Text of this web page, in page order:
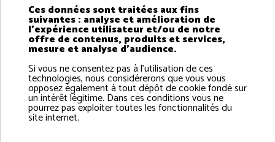
éviter la création de faux navires lors des demandes
de licences,
montrer pas à pas la procédure à suivre (y compris
l’option « sans navire »),
simplifier l’utilisation de la plateforme MIRAGE.
Ces données sont traitées aux fins
suivantes : analyse et amélioration de
l'expérience utilisateur et/ou de notre
offre de contenus, produits et services,
mesure et analyse d'audience.
Si vous ne consentez pas à l'utilisation de ces
technologies, nous considérerons que vous vous
opposez également à tout dépôt de cookie fondé sur
un intérêt légitime. Dans ces conditions vous ne
pourrez pas exploiter toutes les fonctionnalités du
site internet.